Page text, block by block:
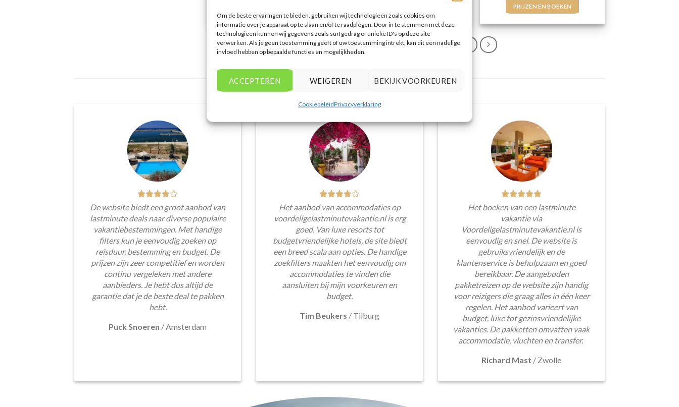
Om de beste ervaringen te bieden, gebruiken wij technologieën zoals cookies om
informatie over je apparaat op te slaan en/of te raadplegen. Door in te stemmen met deze
technologieën kunnen wij gegevens zoals surfgedrag of unieke ID's op deze site
verwerken. Als je geen toestemming geeft of uw toestemming intrekt, kan dit een nadelige
invloed hebben op bepaalde functies en mogelijkheden.
ACCEPTEREN WEIGEREN BEKIJK VOORKEUREN
CookiebeleidPrivacyverklaring
PRIJZEN EN BOEKEN
1 2 3 4 … 70 71
WAT ZE OVER ONS ZEGGEN
De website biedt een groot aanbod van
lastminute deals naar diverse populaire
vakantiebestemmingen. Met handige
filters kun je eenvoudig zoeken op
reisduur, bestemming en budget. De
prijzen zijn zeer competitief en worden
continu vergeleken met andere
aanbieders. Je hebt dus altijd de
garantie dat je de beste deal te pakken
hebt.
Puck Snoeren /Amsterdam
Het aanbod van accommodaties op
voordeligelastminutevakantie.nl is erg
goed. Van luxe resorts tot
budgetvriendelijke hotels, de site biedt
een breed scala aan opties. De handige
zoekfilters maakten het eenvoudig om
accommodaties te vinden die
aansluiten bij mijn voorkeuren en
budget.
Tim Beukers / Tilburg
Het boeken van een lastminute
vakantie via
Voordeligelastminutevakantie.nl is
eenvoudig en snel. De website is
gebruiksvriendelijk en de
klantenservice is behulpzaam en goed
bereikbaar. De aangeboden
pakketreizen op de website zijn handig
voor reizigers die graag alles in één keer
regelen. Het aanbod varieert van
budget, luxe tot gezinsvriendelijke
vakanties. De pakketten omvatten vaak
accommodatie, vluchten en transfer.
Richard Mast / Zwolle